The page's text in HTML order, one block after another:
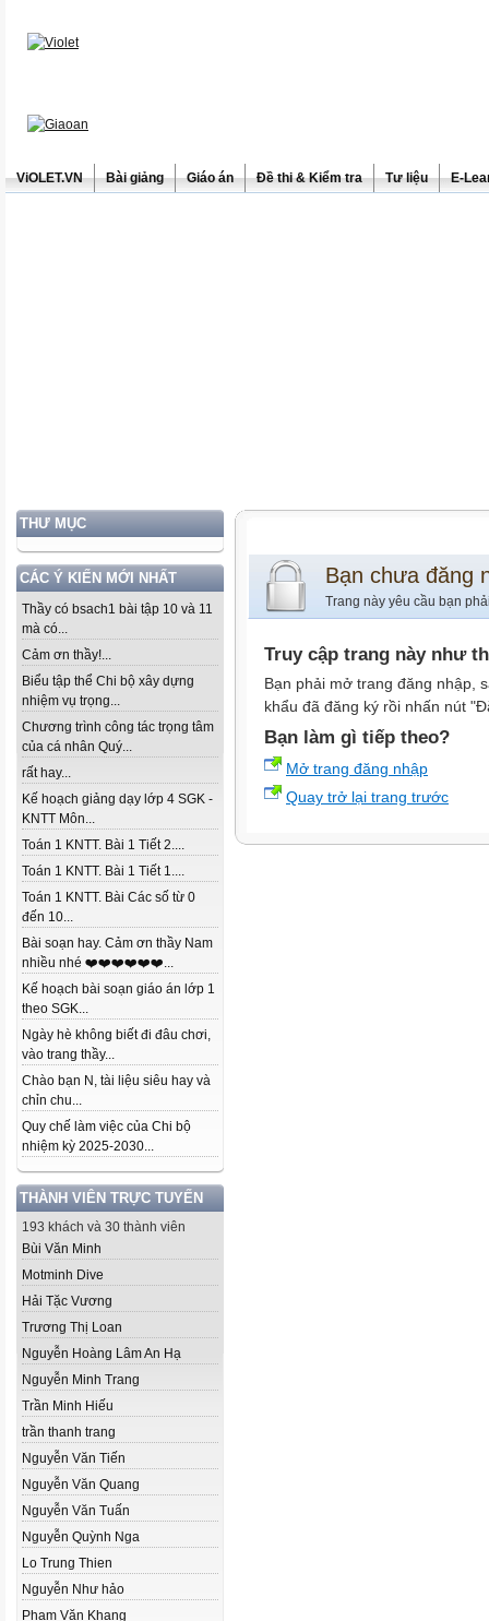
ViOLET.VN Bài giảng Giáo án Đề thi & Kiểm tra Tư liệu E-
THƯ MỤC
CÁC Ý KIẾN MỚI NHẤT
Thầy có bsach1 bài tập 10 và 11
mà có...
Cảm ơn thầy!...
Biểu tập thể Chi bộ xây dựng
nhiệm vụ trọng...
Chương trình công tác trọng tâm
của cá nhân Quý...
rất hay...
Kế hoạch giảng dạy lớp 4 SGK -
KNTT Môn...
Toán 1 KNTT. Bài 1 Tiết 2....
Toán 1 KNTT. Bài 1 Tiết 1....
Toán 1 KNTT. Bài Các số từ 0
đến 10...
Bài soạn hay. Cảm ơn thầy Nam
nhiều nhé ❤️❤️❤️❤️❤️❤️...
Kế hoạch bài soạn giáo án lớp 1
theo SGK...
Ngày hè không biết đi đâu chơi,
vào trang thầy...
Chào bạn N, tài liệu siêu hay và
chỉn chu...
Quy chế làm việc của Chi bộ
nhiệm kỳ 2025-2030...
THÀNH VIÊN TRỰC TUYẾN
193 khách và 30 thành viên
Bùi Văn Minh
Motminh Dive
Hải Tặc Vương
Trương Thị Loan
Nguyễn Hoàng Lâm An Hạ
Nguyễn Minh Trang
Trần Minh Hiếu
trần thanh trang
Nguyễn Văn Tiến
Nguyễn Văn Quang
Nguyễn Văn Tuấn
Nguyễn Quỳnh Nga
Lo Trung Thien
Nguyễn Như hảo
Phạm Văn Khang
Bạn chưa đăng
Trang này yêu cầu bạn
Truy cập trang này như
Bạn phải mở trang đăng nhập,
khẩu đã đăng ký rồi nhấn nút
Bạn làm gì tiếp theo?
Mở trang đăng nhập
Quay trở lại trang trước